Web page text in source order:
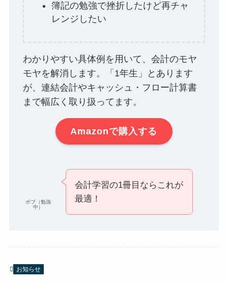
簿記の勉強で挫折したけど再チャ
レンジしたい
わかりやすい具体例を用いて、会計のモヤ
モヤを解消します。「1年生」とあります
が、連結会計やキャッシュ・フロー計算書
まで幅広く取り扱ってます。
Amazonで購入する
ボブ（勉強
中）
会計学習の1冊目ならこれが
最適！
お知らせ